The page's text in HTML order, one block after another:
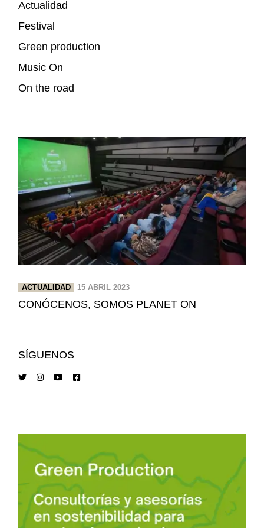
Actualidad
Festival
Green production
Music On
On the road
ACTUALIDAD 15 ABRIL 2023
CONÓCENOS, SOMOS PLANET ON
SÍGUENOS